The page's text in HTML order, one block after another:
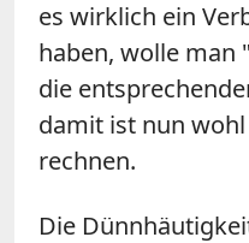
es wirklich ein
haben, wolle man
die
damit ist nun
rechnen.
Die